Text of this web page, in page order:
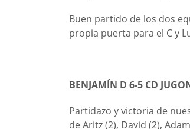
Buen partido de los dos
propia puerta para el C y
BENJAMÍN D 6-5 CD
Partidazo y victoria de
de Aritz (2), David (2),